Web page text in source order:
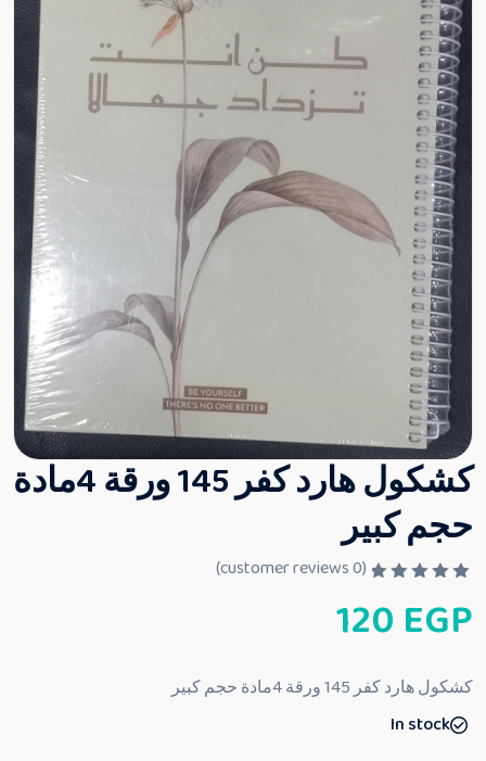
كشكول هارد كفر 145 ورقة 4مادة
حجم كبير
م
ا
ي
م
(
0
120 EGP
كشكول هارد كفر 145 ورقة 4مادة حجم كبير
In stock